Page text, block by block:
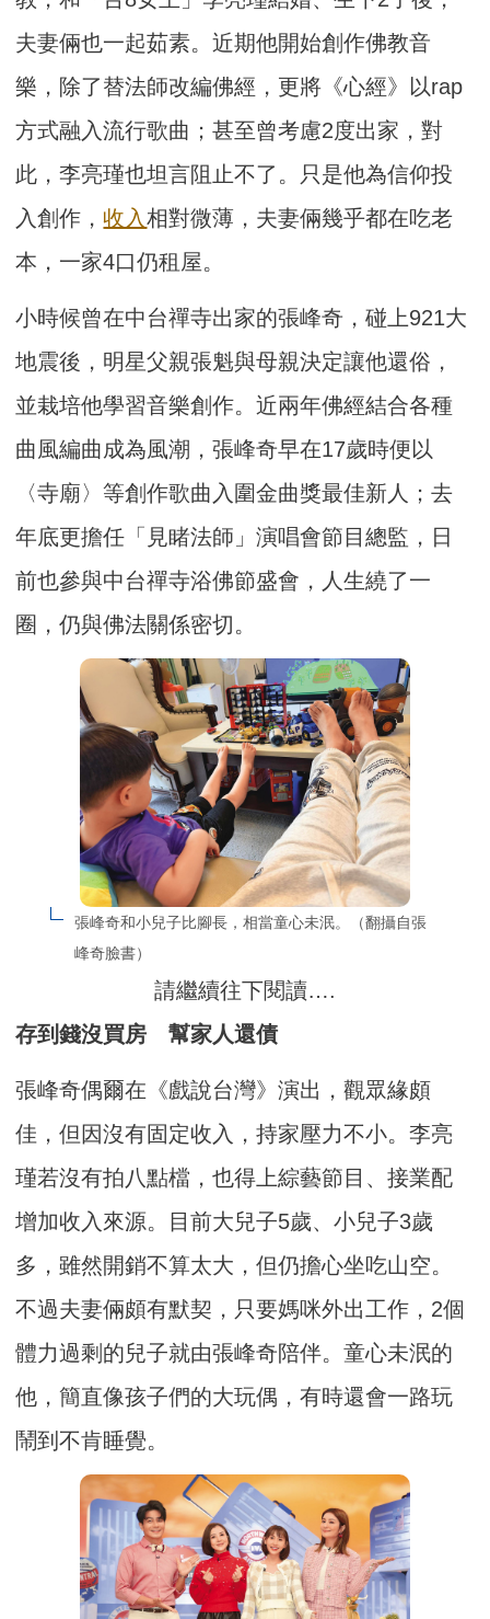
夫妻倆也一起茹素。近期他開始創作佛教音
樂，除了替法師改編佛經，更將《心經》以rap
方式融入流行歌曲；甚至曾考慮2度出家，對
此，李亮瑾也坦言阻止不了。只是他為信仰投
入創作，收入相對微薄，夫妻倆幾乎都在吃老
本，一家4口仍租屋。
小時候曾在中台禪寺出家的張峰奇，碰上921大
地震後，明星父親張魁與母親決定讓他還俗，
並栽培他學習音樂創作。近兩年佛經結合各種
曲風編曲成為風潮，張峰奇早在17歲時便以
〈寺廟〉等創作歌曲入圍金曲獎最佳新人；去
年底更擔任「見睹法師」演唱會節目總監，日
前也參與中台禪寺浴佛節盛會，人生繞了一
圈，仍與佛法關係密切。
張峰奇和小兒子比腳長，相當童心未泯。（翻攝自張
峰奇臉書）
請繼續往下閱讀….
存到錢沒買房 幫家人還債
張峰奇偶爾在《戲說台灣》演出，觀眾緣頗
佳，但因沒有固定收入，持家壓力不小。李亮
瑾若沒有拍八點檔，也得上綜藝節目、接業配
增加收入來源。目前大兒子5歲、小兒子3歲
多，雖然開銷不算太大，但仍擔心坐吃山空。
不過夫妻倆頗有默契，只要媽咪外出工作，2個
體力過剩的兒子就由張峰奇陪伴。童心未泯的
他，簡直像孩子們的大玩偶，有時還會一路玩
鬧到不肯睡覺。